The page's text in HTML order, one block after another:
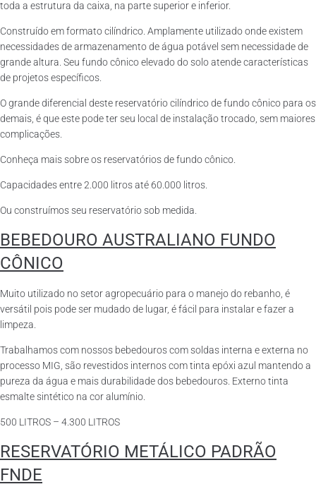
toda a estrutura da caixa, na parte superior e inferior.
Construído em formato cilíndrico. Amplamente utilizado onde existem
necessidades de armazenamento de água potável sem necessidade de
grande altura. Seu fundo cônico elevado do solo atende características
de projetos específicos.
O grande diferencial deste reservatório cilíndrico de fundo cônico para os
demais, é que este pode ter seu local de instalação trocado, sem maiores
complicações.
Conheça mais sobre os reservatórios de fundo cônico.
Capacidades entre 2.000 litros até 60.000 litros.
Ou construímos seu reservatório sob medida.
BEBEDOURO AUSTRALIANO FUNDO
CÔNICO
Muito utilizado no setor agropecuário para o manejo do rebanho, é
versátil pois pode ser mudado de lugar, é fácil para instalar e fazer a
limpeza.
Trabalhamos com nossos bebedouros com soldas interna e externa no
processo MIG, são revestidos internos com tinta epóxi azul mantendo a
pureza da água e mais durabilidade dos bebedouros. Externo tinta
esmalte sintético na cor alumínio.
500 LITROS – 4.300 LITROS
RESERVATÓRIO METÁLICO PADRÃO
FNDE